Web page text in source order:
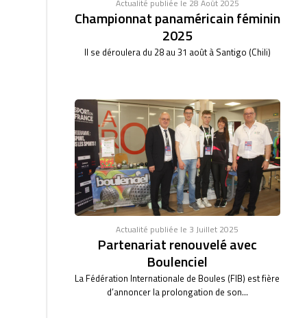
Actualité publiée le 28 Août 2025
Championnat panaméricain féminin
2025
Il se déroulera du 28 au 31 août à Santigo (Chili)
Actualité publiée le 3 Juillet 2025
Partenariat renouvelé avec
Boulenciel
La Fédération Internationale de Boules (FIB) est fière
d’annoncer la prolongation de son...